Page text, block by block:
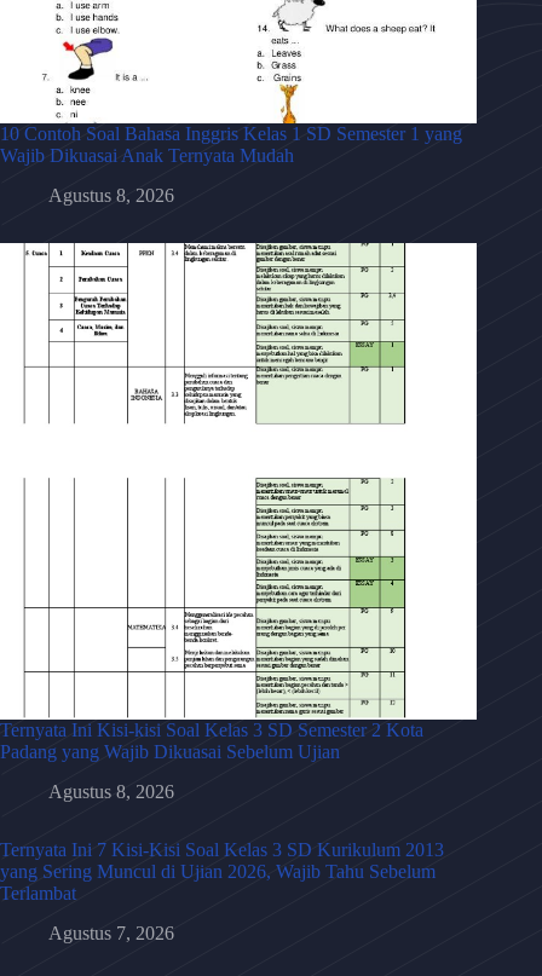
10 Contoh Soal Bahasa Inggris Kelas 1 SD Semester 1 yang
Wajib Dikuasai Anak Ternyata Mudah
Agustus 8, 2026
Ternyata Ini Kisi-kisi Soal Kelas 3 SD Semester 2 Kota
Padang yang Wajib Dikuasai Sebelum Ujian
Agustus 8, 2026
Ternyata Ini 7 Kisi-Kisi Soal Kelas 3 SD Kurikulum 2013
yang Sering Muncul di Ujian 2026, Wajib Tahu Sebelum
Terlambat
Agustus 7, 2026